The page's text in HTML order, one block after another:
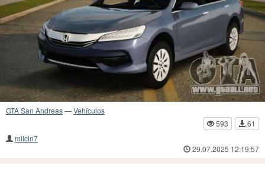
GTA San Andreas—Vehículos
593
61
milcin7
29.07.2025 12:19:57